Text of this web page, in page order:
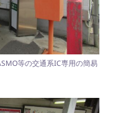
等の交通系IC専用の簡易